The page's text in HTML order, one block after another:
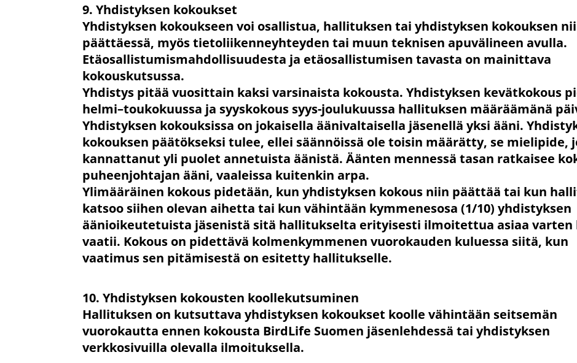
9. Yhdistyksen kokoukset
Yhdistyksen kokoukseen voi osallistua, hallituksen tai yhdistyksen kokouksen
päättäessä, myös tietoliikenneyhteyden tai muun teknisen apuvälineen avulla.
Etäosallistumismahdollisuudesta ja etäosallistumisen tavasta on mainittava
kokouskutsussa.
Yhdistys pitää vuosittain kaksi varsinaista kokousta. Yhdistyksen kevätkokous
helmi–toukokuussa ja syyskokous syys-joulukuussa hallituksen määräämänä
Yhdistyksen kokouksissa on jokaisella äänivaltaisella jäsenellä yksi ääni.
kokouksen päätökseksi tulee, ellei säännöissä ole toisin määrätty, se mielipide,
kannattanut yli puolet annetuista äänistä. Äänten mennessä tasan ratkaisee
puheenjohtajan ääni, vaaleissa kuitenkin arpa.
Ylimääräinen kokous pidetään, kun yhdistyksen kokous niin päättää tai kun
katsoo siihen olevan aihetta tai kun vähintään kymmenesosa (1/10) yhdistyksen
äänioikeutetuista jäsenistä sitä hallitukselta erityisesti ilmoitettua asiaa
vaatii. Kokous on pidettävä kolmenkymmenen vuorokauden kuluessa siitä, kun
vaatimus sen pitämisestä on esitetty hallitukselle.
10. Yhdistyksen kokousten koollekutsuminen
Hallituksen on kutsuttava yhdistyksen kokoukset koolle vähintään seitsemän
vuorokautta ennen kokousta BirdLife Suomen jäsenlehdessä tai yhdistyksen
verkkosivuilla olevalla ilmoituksella.